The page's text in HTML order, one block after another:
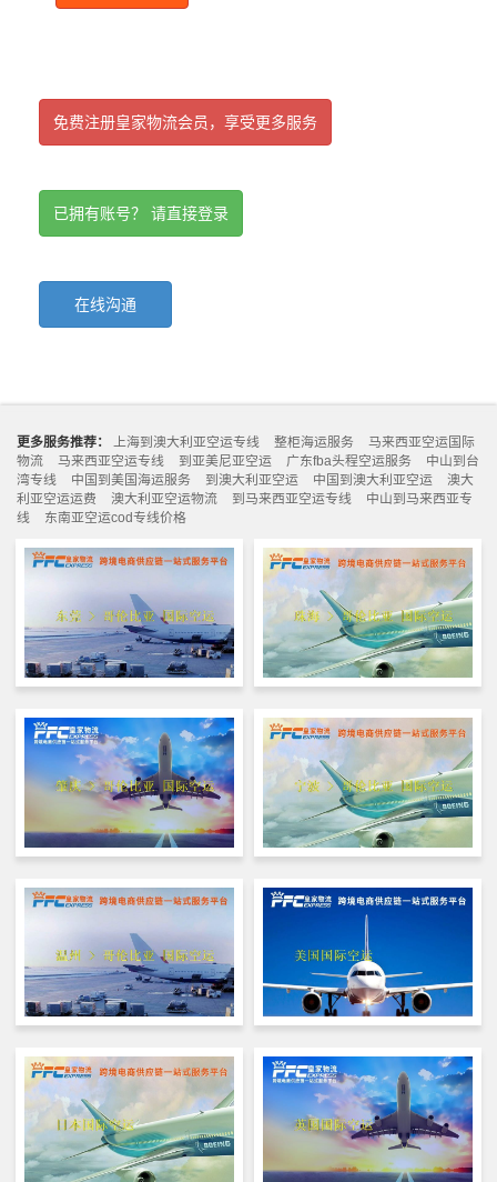
免费注册皇家物流会员，享受更多服务
已拥有账号？ 请直接登录
在线沟通
更多服务推荐： 上海到澳大利亚空运专线 整柜海运服务
马来西亚空运国际
物流
马来西亚空运专线 到亚美尼亚空运 广东fba头程空运服务
中山到台
湾专线
中国到美国海运服务 到澳大利亚空运 中国到澳大利亚空运
澳大
利亚空运运费
澳大利亚空运物流 到马来西亚空运专线
中山到马来西亚专
线
东南亚空运cod专线价格